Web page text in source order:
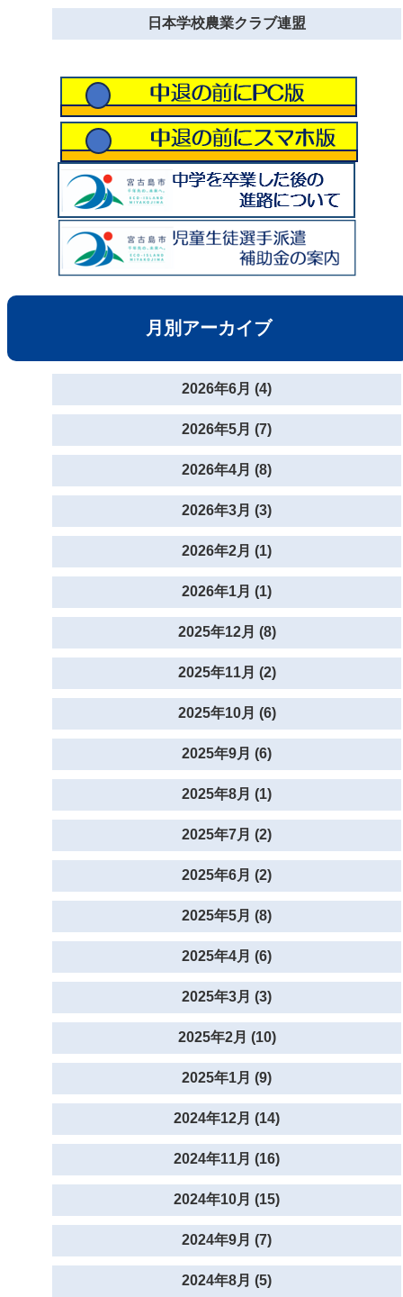
日本学校農業クラブ連盟
月別アーカイブ
2026年6月 (4)
2026年5月 (7)
2026年4月 (8)
2026年3月 (3)
2026年2月 (1)
2026年1月 (1)
2025年12月 (8)
2025年11月 (2)
2025年10月 (6)
2025年9月 (6)
2025年8月 (1)
2025年7月 (2)
2025年6月 (2)
2025年5月 (8)
2025年4月 (6)
2025年3月 (3)
2025年2月 (10)
2025年1月 (9)
2024年12月 (14)
2024年11月 (16)
2024年10月 (15)
2024年9月 (7)
2024年8月 (5)